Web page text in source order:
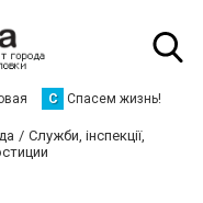
С Спасем жизнь!
Служби, інспекції,